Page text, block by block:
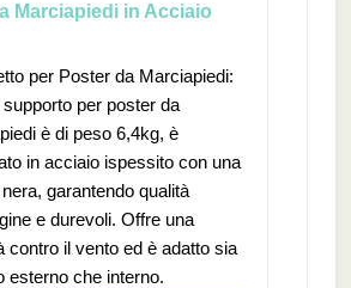
Marciapiedi in Acciaio
per Poster da Marciapiedi:
per poster da
è di peso 6,4kg, è
in acciaio ispessito con una
garantendo qualità
e durevoli. Offre una
contro il vento ed è adatto sia
esterno che interno.